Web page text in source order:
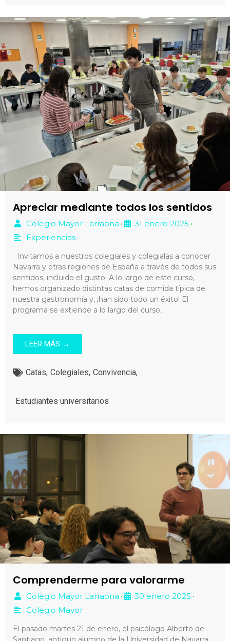
Apreciar mediante todos los sentidos
Colegio Mayor Larraona • 31 enero 2025 •
Experiencias
Invitamos a nuestros colegiales y colegialas a conocer
Navarra y otras regiones de España a través de todos sus
sentidos, incluido el gusto. A lo largo de este curso,
hemos organizado distintas catas de comida típica de
nuestra gastronomía y, ¡han sido todo un éxito! El
programa se extiende a lo largo del curso,
LEER MÁS →
Catas, Colegiales, Convivencia,
Estudiantes universitarios
Comprenderme para valorarme
Colegio Mayor Larraona • 30 enero 2025 •
Colegio Mayor
El pasado martes 21 de enero, el psicólogo Alberto de